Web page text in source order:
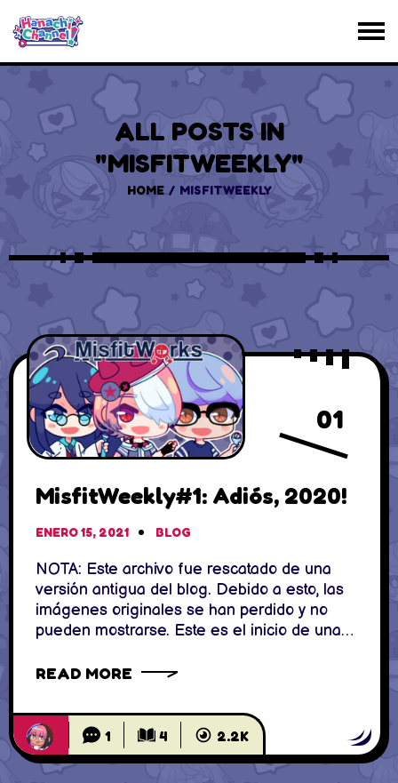
ALL POSTS IN
"MISFITWEEKLY"
HOME MISFITWEEKLY
01
MisfitWeekly#1: Adiós, 2020!
ENERO 15, 2021 BLOG
NOTA: Este archivo fue rescatado de una
versión antigua del blog. Debido a esto, las
imágenes originales se han perdido y no
pueden mostrarse. Este es el inicio de una
semanales (más o menos) de las actividades
un patreon para estas cosas
READ MORE
1 4 2.2K